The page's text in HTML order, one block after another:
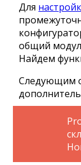
Для
общий
Найдем
Следующим